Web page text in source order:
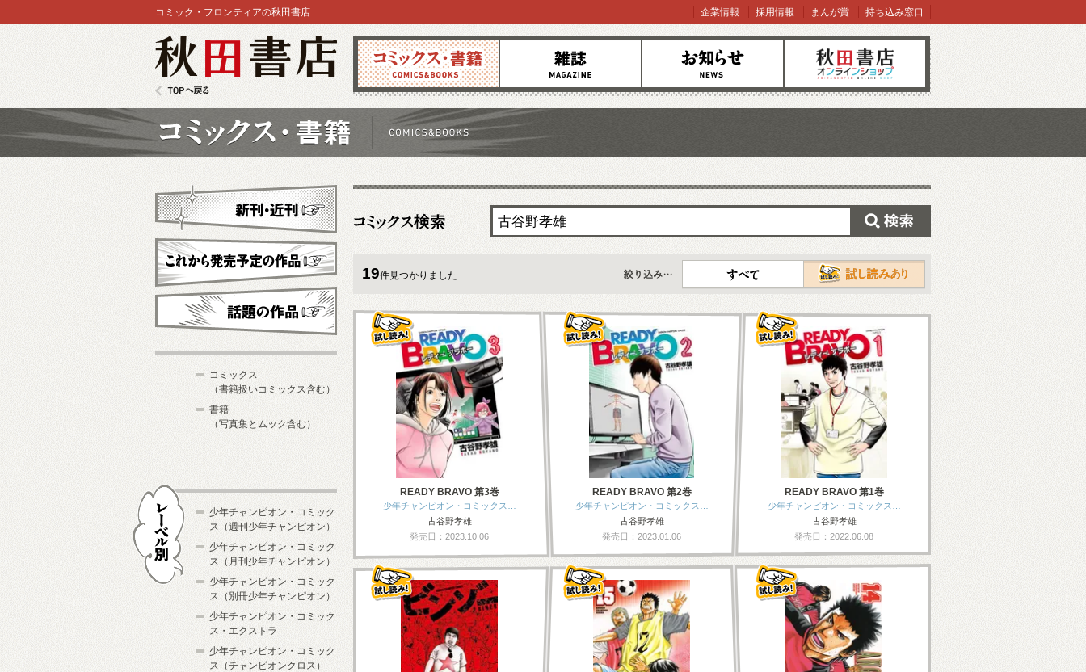
コミックス 雑誌 お知らせ オンラインショップ
コミック・フロンティアの秋田書店 企業情報 採用情報 まんが賞 持ち込み窓口
19件見つかりました
すべて
READY BRAVO 第3巻
少年チャンピオン・コミックス…
古谷野孝雄
発売日：2023.10.06
READY BRAVO 第2巻
少年チャンピオン・コミックス…
古谷野孝雄
発売日：2023.01.06
READY BRAVO 第1巻
少年チャンピオン・コミックス…
古谷野孝雄
発売日：2022.06.08
新刊・近刊
これから発売予定
コミックス
（書籍扱いコミックス含む）
書籍
（写真集とムック含む）
少年チャンピオン・コミック
ス（週刊少年チャンピオン）
少年チャンピオン・コミック
ス（月刊少年チャンピオン）
少年チャンピオン・コミック
ス（別冊少年チャンピオン）
少年チャンピオン・コミック
ス・エクストラ
少年チャンピオン・コミック
ス（チャンピオンクロス）